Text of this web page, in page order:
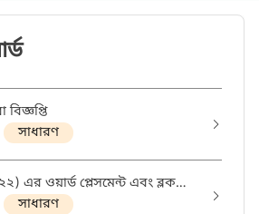
বিজ্ঞপ্তি
সাধারণ
এর ওয়ার্ড প্লেসমেন্ট এবং ব্লক
সাধারণ